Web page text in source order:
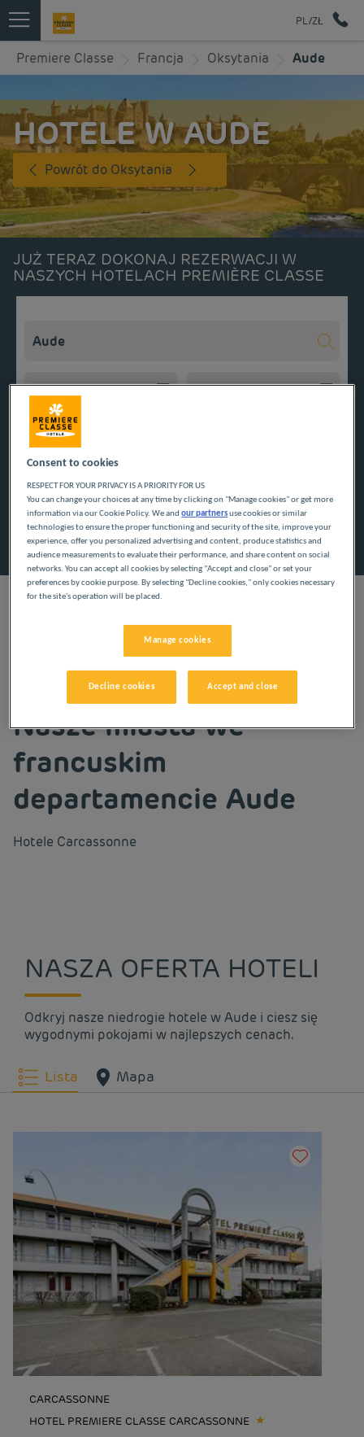
PL/ZŁ
Premiere Classe Francja Oksytania Aude
HOTELE W AUDE
Powrót do Oksytania
JUŻ TERAZ DOKONAJ REZERWACJI W
NASZYCH HOTELACH PREMIÈRE CLASSE
Navigate forward to interact with the calendar and select
Znajdź hotel
Dodaj specjalny kod
Skorzystaj z naszych tanich hoteli i odkryj departament Aude.
Rodzinne wakacje i podróże służbowe dają możliwość
oderwania się od codzienności i niewiele kosztują.
Nasze miasta we
francuskim
departamencie Aude
Hotele Carcassonne
NASZA OFERTA HOTELI
Odkryj nasze niedrogie hotele w Aude i ciesz się
wygodnymi pokojami w najlepszych cenach.
Lista Mapa
CARCASSONNE
HOTEL PREMIERE CLASSE CARCASSONNE
Consent to cookies
RESPECT FOR YOUR PRIVACY IS A PRIORITY FOR US
You can change your choices at any time by clicking on "Manage cookies" or get more
information via our Cookie Policy. We andour partnersuse cookies or similar
technologies to ensure the proper functioning and security of the site, improve your
experience, offer you personalized advertising and content, produce statistics and
audience measurements to evaluate their performance, and share content on social
networks. You can accept all cookies by selecting "Accept and close" or set your
preferences by cookie purpose. By selecting "Decline cookies," only cookies necessary
for the site's operation will be placed.
Manage cookies
Decline cookies Accept and close